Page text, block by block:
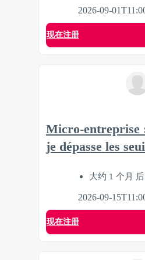
2026-09-
现在注册
Micro-entreprise
je dépasse les
大约 1 个月 后
2026-09-
现在注册